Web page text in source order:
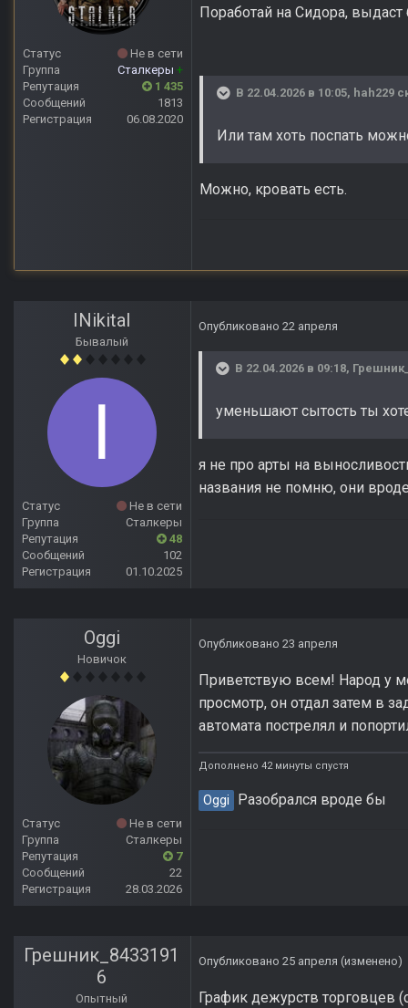
Статус
Не в сети
Группа
Сталкеры +
Репутация
1 435
Сообщений
1813
Регистрация
06.08.2020
Поработай на Сидора,
В 22.04.2026 в 10:05, hah229
Или там хоть поспать
Можно, кровать есть.
INikitaI
Бывалый
Статус
Не в сети
Группа
Сталкеры
Репутация
48
Сообщений
102
Регистрация
01.10.2025
Опубликовано 22 апреля
В 22.04.2026 в 09:18,
уменьшают сытость ты
я не про арты на
названия не помню, они
Oggi
Новичок
Статус
Не в сети
Группа
Сталкеры
Репутация
7
Сообщений
22
Регистрация
28.03.2026
Опубликовано 23 апреля
Приветствую всем! Народ у
просмотр, он отдал затем в
автомата пострелял и
Дополнено 42 минуты спустя
Oggi Разобрался вроде бы
Грешник_8433191
6
Опытный
Опубликовано 25 апреля (изменено)
График дежурств торговцев